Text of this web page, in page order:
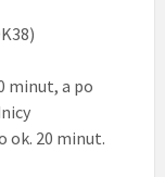
minut, a po
ok. 20 minut.